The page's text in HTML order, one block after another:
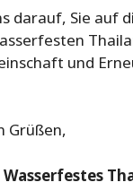
darauf, Sie auf
und
Grüßen,
Wasserfestes